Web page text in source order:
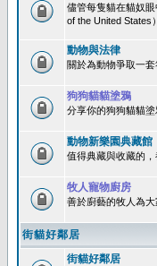
儘管每隻貓在貓奴
of the United States
動物與法律
關於為動物爭取一
狗狗貓貓塗鴉
分享你的狗狗貓貓
動物新樂園典藏館
值得典藏與收藏的，
牧人寵物廚房
善於廚藝的牧人為
街貓好鄰居
街貓好鄰居